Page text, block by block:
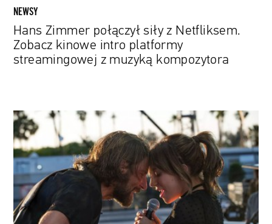
z
kompozytora
NEWSY
Hans Zimmer połączył siły z Netfliksem.
Zobacz kinowe intro platformy
streamingowej z muzyką kompozytora
Złote
Globy
2019:
Typujemy
zwycięzców